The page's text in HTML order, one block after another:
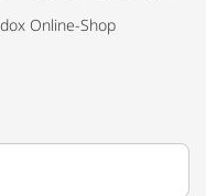
Online-Shop